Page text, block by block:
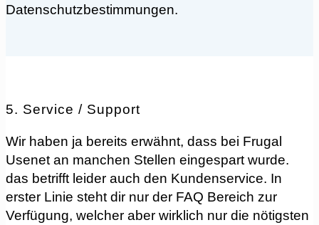
Datenschutzbestimmungen.
5. Service / Support
Wir haben ja bereits erwähnt, dass bei Frugal
Usenet an manchen Stellen eingespart wurde.
das betrifft leider auch den Kundenservice. In
erster Linie steht dir nur der FAQ Bereich zur
Verfügung, welcher aber wirklich nur die nötigsten